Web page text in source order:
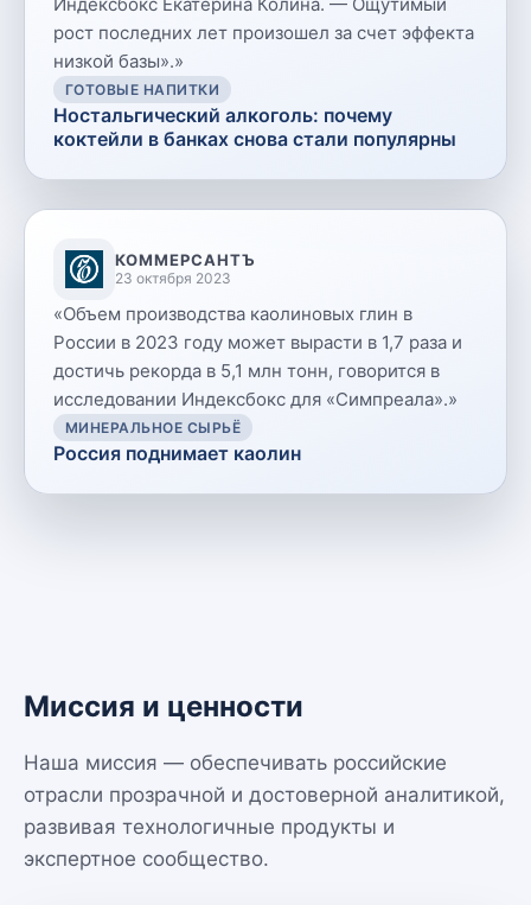
рост последних лет произошел за счет эффекта
низкой базы».»
ГОТОВЫЕ НАПИТКИ
Ностальгический алкоголь: почему
коктейли в банках снова стали популярны
КОММЕРСАНТЪ
23 октября 2023
«Объем производства каолиновых глин в
России в 2023 году может вырасти в 1,7 раза и
достичь рекорда в 5,1 млн тонн, говорится в
исследовании Индексбокс для «Симпреала».»
МИНЕРАЛЬНОЕ СЫРЬЁ
Россия поднимает каолин
Миссия и ценности
Наша миссия — обеспечивать российские
отрасли прозрачной и достоверной аналитикой,
развивая технологичные продукты и
экспертное сообщество.